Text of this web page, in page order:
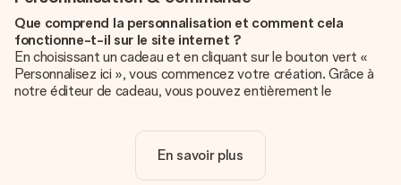
Que comprend la personnalisation et comment cela
fonctionne-t-il sur le site internet ?
En choisissant un cadeau et en cliquant sur le bouton vert «
Personnalisez ici », vous commencez votre création. Grâce à
notre éditeur de cadeau, vous pouvez entièrement le
unique pour ajouter une touche finale à votre cadeau.
La personnalisation est-elle comprise dans le prix ?
En savoir plus